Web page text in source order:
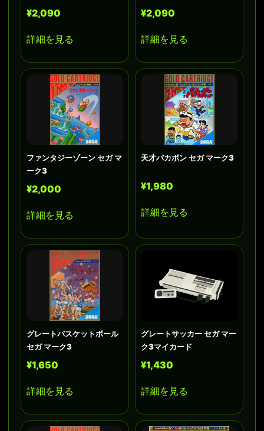
¥2,090
詳細を見る
¥2,090
詳細を見る
ファンタジーゾーン セガ マ
ーク3
¥2,000
詳細を見る
天才バカボン セガ マーク3
¥1,980
詳細を見る
グレートバスケットボール
セガ マーク3
¥1,650
詳細を見る
グレートサッカー セガ マー
ク3マイカード
¥1,430
詳細を見る